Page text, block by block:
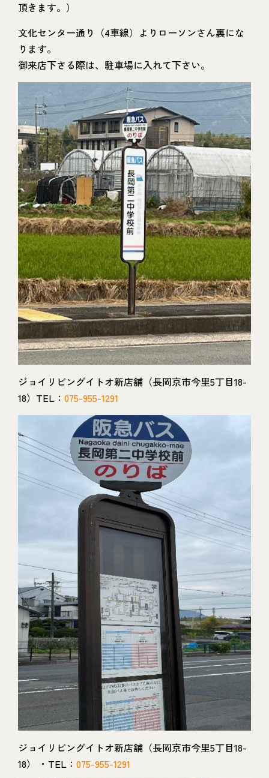
頂きます。）
文化センター通り（4車線）よりローソンさん裏にな
ります。
御来店下さる際は、駐車場に入れて下さい。
ジョイリビングイトオ新店舗（長岡京市今里5丁目18-
18）TEL： 075-955-1291
ジョイリビングイトオ新店舗（長岡京市今里5丁目18-
18） ・TEL： 075-955-1291